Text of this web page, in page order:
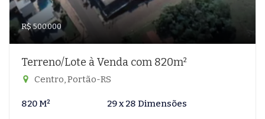
R$ 500.000
Terreno/Lote à Venda com 820m²
Centro, Portão-RS
820 M² 29 x 28 Dimensões